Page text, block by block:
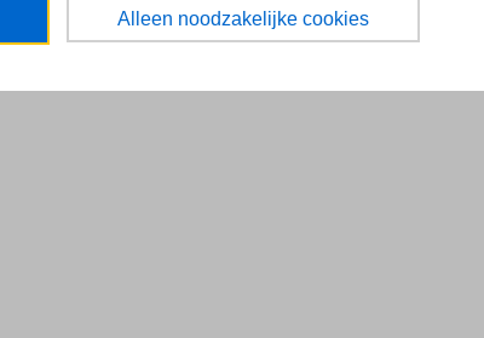
Alleen noodzakelijke cookies